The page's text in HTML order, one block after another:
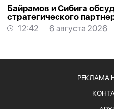
Байрамов и Сибига
стратегического
12:42
6 августа 2026
РЕКЛАМА